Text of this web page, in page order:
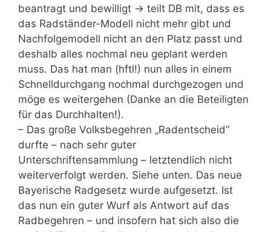
beantragt und bewilligt -> teilt DB mit, dass es
das Radständer-Modell nicht mehr gibt und
Nachfolgemodell nicht an den Platz passt und
deshalb alles nochmal neu geplant werden
muss. Das hat man (hftl!) nun alles in einem
Schnelldurchgang nochmal durchgezogen und
möge es weitergehen (Danke an die Beteiligten
für das Durchhalten!).
– Das große Volksbegehren „Radentscheid“
durfte – nach sehr guter
Unterschriftensammlung – letztendlich nicht
weiterverfolgt werden. Siehe unten. Das neue
Bayerische Radgesetz wurde aufgesetzt. Ist
das nun ein guter Wurf als Antwort auf das
Radbegehren – und insofern hat sich also die